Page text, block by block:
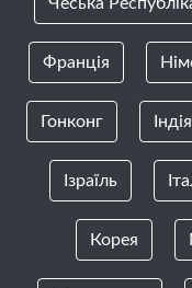
Франція
Гонконг Індія
Ізраїль
Корея